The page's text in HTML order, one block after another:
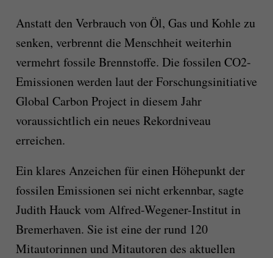
Anstatt den Verbrauch von Öl, Gas und Kohle zu
senken, verbrennt die Menschheit weiterhin
vermehrt fossile Brennstoffe. Die fossilen CO2-
Emissionen werden laut der Forschungsinitiative
Global Carbon Project in diesem Jahr
voraussichtlich ein neues Rekordniveau
erreichen.
Ein klares Anzeichen für einen Höhepunkt der
fossilen Emissionen sei nicht erkennbar, sagte
Judith Hauck vom Alfred-Wegener-Institut in
Bremerhaven. Sie ist eine der rund 120
Mitautorinnen und Mitautoren des aktuellen